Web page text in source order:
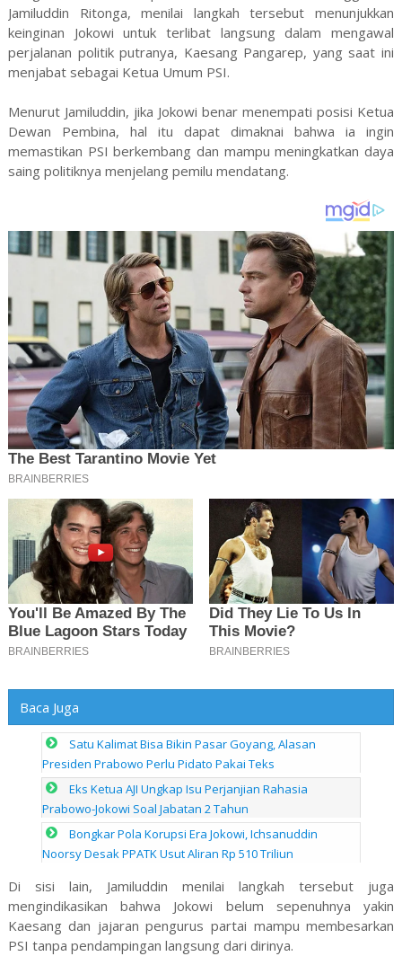
Jamiluddin Ritonga, menilai langkah tersebut menunjukkan
keinginan Jokowi untuk terlibat langsung dalam mengawal
perjalanan politik putranya, Kaesang Pangarep, yang saat ini
menjabat sebagai Ketua Umum PSI.
Menurut Jamiluddin, jika Jokowi benar menempati posisi Ketua
Dewan Pembina, hal itu dapat dimaknai bahwa ia ingin
memastikan PSI berkembang dan mampu meningkatkan daya
saing politiknya menjelang pemilu mendatang.
Baca Juga
Satu Kalimat Bisa Bikin Pasar Goyang, Alasan
Presiden Prabowo Perlu Pidato Pakai Teks
Eks Ketua AJI Ungkap Isu Perjanjian Rahasia
Prabowo-Jokowi Soal Jabatan 2 Tahun
Bongkar Pola Korupsi Era Jokowi, Ichsanuddin
Noorsy Desak PPATK Usut Aliran Rp 510 Triliun
Di sisi lain, Jamiluddin menilai langkah tersebut juga
mengindikasikan bahwa Jokowi belum sepenuhnya yakin
Kaesang dan jajaran pengurus partai mampu membesarkan
PSI tanpa pendampingan langsung dari dirinya.